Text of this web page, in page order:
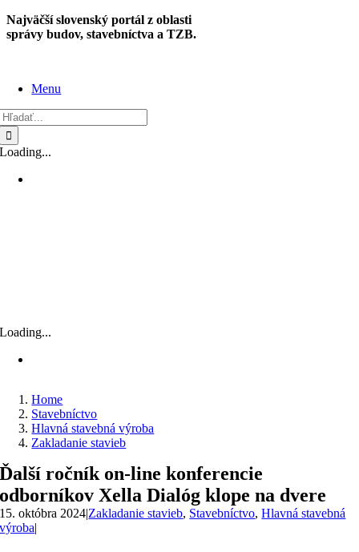
Skip
to
Najväčší slovenský portál z oblasti
správy budov, stavebníctva a TZB.
Menu
Loading...
Loading...
Home
Stavebníctvo
Hlavná stavebná výroba
Zakladanie stavieb
Ďalší ročník on-line konferencie
odborníkov Xella Dialóg klope na dvere
15. októbra 2024|Zakladanie stavieb, Stavebníctvo,Hlavná stavebná
výroba|